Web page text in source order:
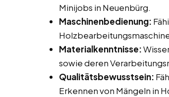
Minijobs in Neuenbürg.
Maschinenbedienung:
Materialkenntnisse:
sowie deren
Qualitätsbewusstsein:
Erkennen von Mängeln in